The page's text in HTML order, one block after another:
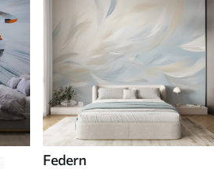
Federn